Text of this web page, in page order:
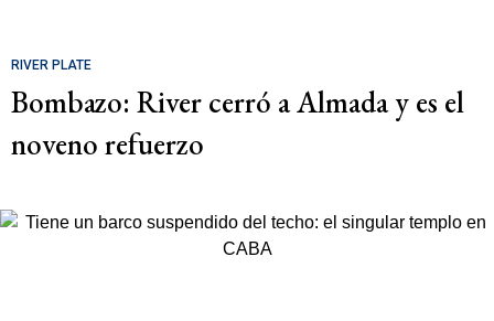
RIVER PLATE
Bombazo: River cerró a Almada y es el
noveno refuerzo